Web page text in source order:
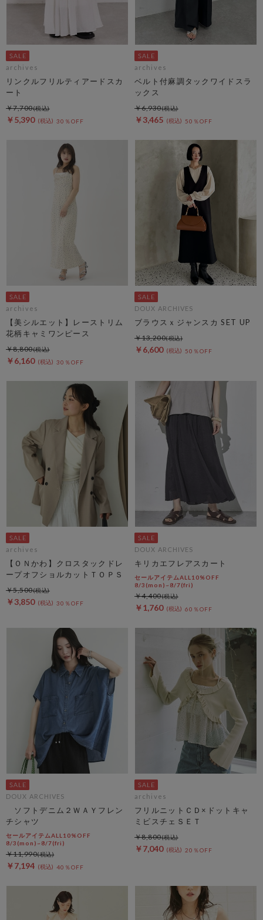
archives
リンクルフリルティアードスカ
ート
￥5,390 30％OFF
￥7,700
archives
ベルト付麻調タックワイドスラ
ックス
￥3,465 50％OFF
￥6,930
archives
【美シルエット】レーストリム
花柄キャミワンピース
￥6,160 30％OFF
￥8,800
DOUX ARCHIVES
ブラウスｘジャンスカ SET UP
￥6,600 50％OFF
￥13,200
archives
【ＯＮかわ】クロスタックドレ
ープオフショルカットＴＯＰＳ
￥3,850 30％OFF
￥5,500
DOUX ARCHIVES
キリカエフレアスカート
セールアイテムALL10%OFF
8/3(mon)~8/7(fri)
￥1,760 60％OFF
￥4,400
DOUX ARCHIVES
ソフトデニム２ＷＡＹフレン
チシャツ
セールアイテムALL10%OFF
8/3(mon)~8/7(fri)
￥7,194 40％OFF
￥11,990
archives
フリルニットＣＤ×ドットキャ
ミビスチェＳＥＴ
￥7,040 20％OFF
￥8,800